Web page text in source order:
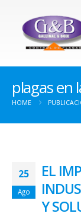
plagas en
HOME
25
Ago
EL
Y